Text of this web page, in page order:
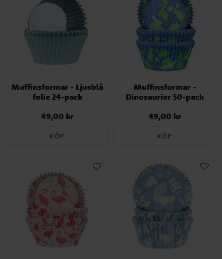
Muffinsformar - Ljusblå
folie 24-pack
Pris:49,00 kr
49,00 kr
KÖP
Muffinsformar -
Dinosaurier 50-pack
Pris:49,00 kr
49,00 kr
KÖP